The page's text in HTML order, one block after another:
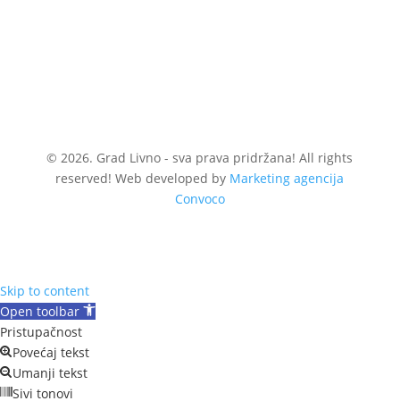
© 2026. Grad Livno - sva prava pridržana! All rights
reserved! Web developed by Marketing agencija
Convoco
Skip to content
Open toolbar
Pristupačnost
Povećaj tekst
Umanji tekst
Sivi tonovi